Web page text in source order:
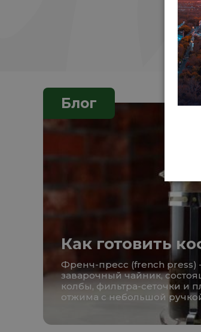
Блог
Как готовить
Френч-пресс (french press)
заварочный чайник,
колбы, фильтра-сеточки и
отжима с небольшой